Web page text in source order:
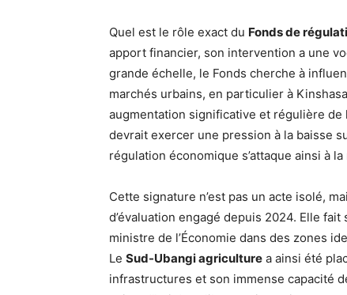
Quel est le rôle exact du Fonds de
apport financier, son intervention a une
grande échelle, le Fonds cherche à
marchés urbains, en particulier à
augmentation significative et régulière
devrait exercer une pression à la baisse
régulation économique s’attaque ainsi à
Cette signature n’est pas un acte isolé,
d’évaluation engagé depuis 2024. Elle
ministre de l’Économie dans des zones
Le Sud-Ubangi agriculture a ainsi été
infrastructures et son immense capacité